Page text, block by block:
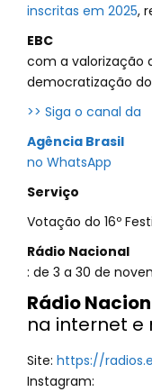
inscritas em 2025,
EBC
com a valorização
democratização
>> Siga o canal da
Agência Brasil
no WhatsApp
Serviço
Votação do 16º
Rádio Nacional
: de 3 a 30 de
Rádio
na internet e
Site: https://
Instagram: